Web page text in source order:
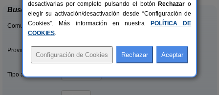
Buscar
Comunidades:
Provincias/Islas:
Tipo alquiler:
desactivarlas por completo pulsando el botón Rechazar o
elegir su activación/desactivación desde “Configuración de
Cookies”. Más información en nuestra
POLÍTICA DE
COOKIES.